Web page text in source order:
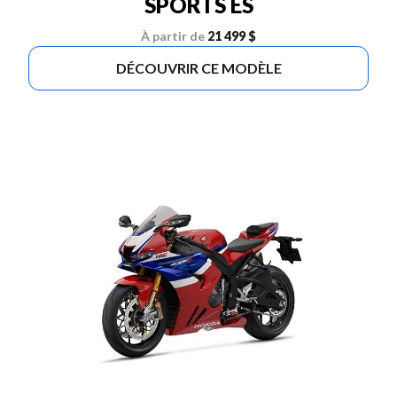
À partir de 21 499 $
DÉCOUVRIR CE MODÈLE